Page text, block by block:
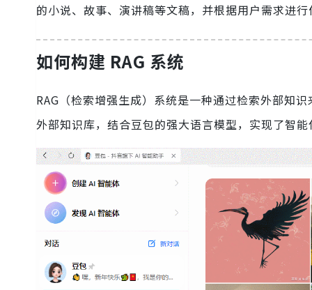
的小说、故事、演讲稿等文稿，并根据用户需求进
如何构建 RAG 系统
RAG（检索增强生成）系统是一种通过检索外部知
外部知识库，结合豆包的强大语言模型，实现了智